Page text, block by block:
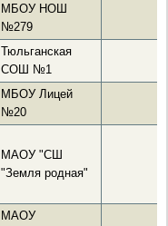
МБОУ НОШ
№279
Тюльганская
СОШ №1
МБОУ Лицей
№20
МАОУ "СШ
"Земля родная"
МАОУ